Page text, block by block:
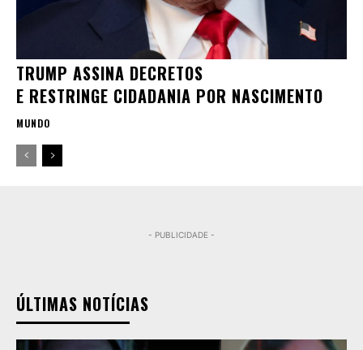
TRUMP ASSINA DECRETOS
E RESTRINGE CIDADANIA POR NASCIMENTO
MUNDO
- PUBLICIDADE -
ÚLTIMAS NOTÍCIAS